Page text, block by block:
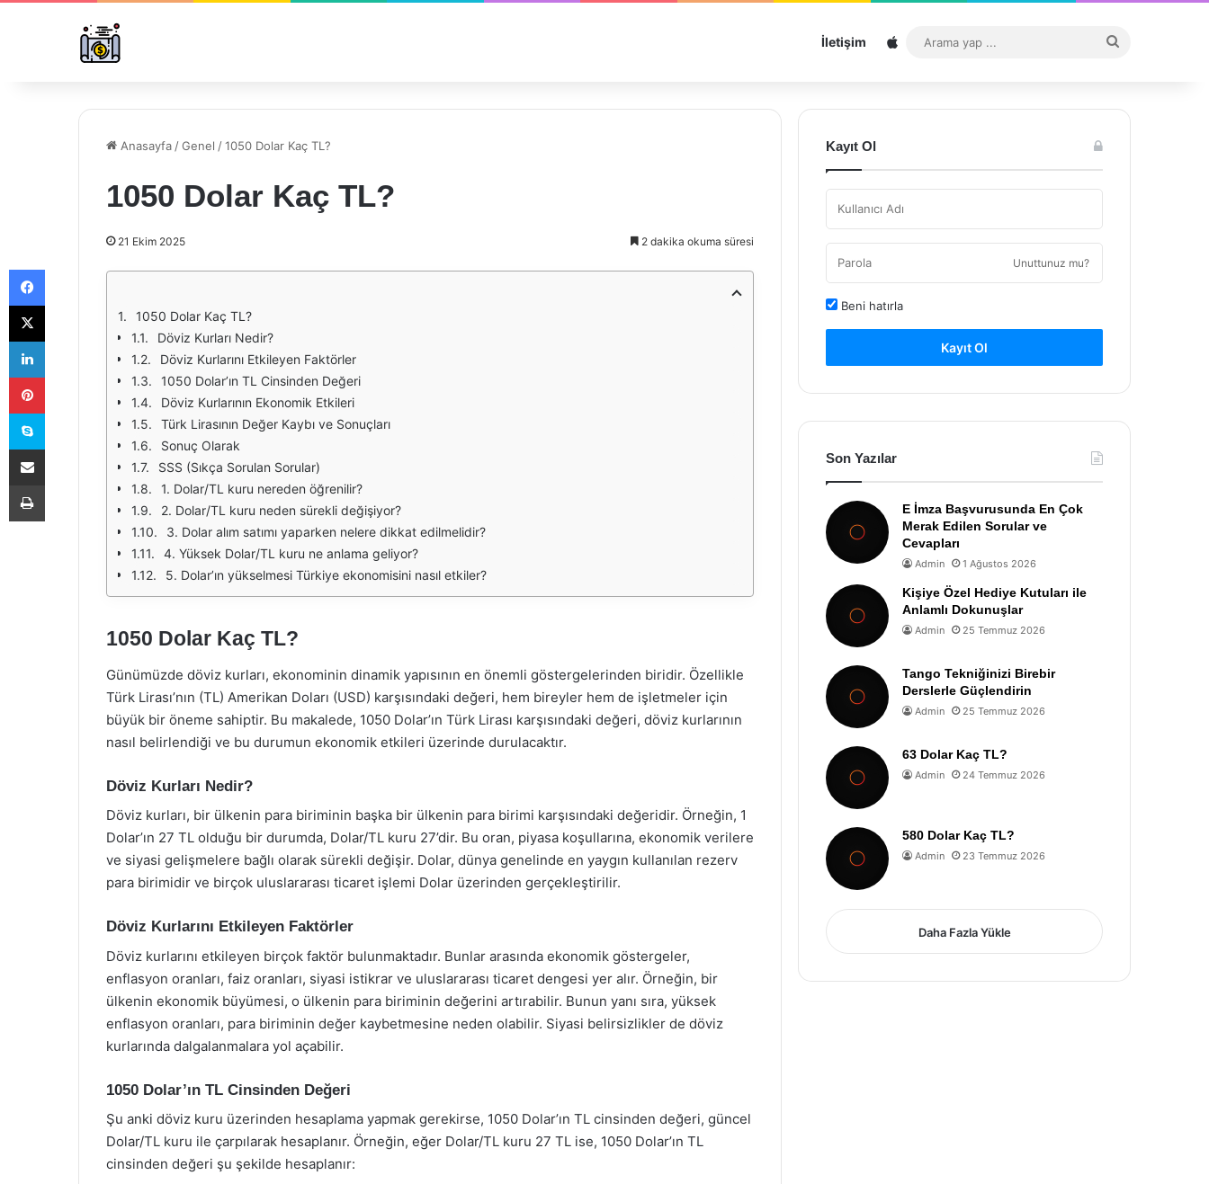
İletişim Sitemap
...
Anasayfa /Genel /1050 Dolar Kaç TL?
1050 Dolar Kaç TL?
21 Ekim 2025 2 dakika okuma süresi
1050 Dolar Kaç TL?
Döviz Kurları Nedir?
Döviz Kurlarını Etkileyen Faktörler
1050 Dolar’ın TL Cinsinden Değeri
Döviz Kurlarının Ekonomik Etkileri
Türk Lirasının Değer Kaybı ve Sonuçları
Sonuç Olarak
SSS (Sıkça Sorulan Sorular)
1. Dolar/TL kuru nereden öğrenilir?
2. Dolar/TL kuru neden sürekli değişiyor?
3. Dolar alım satımı yaparken nelere dikkat edilmelidir?
4. Yüksek Dolar/TL kuru ne anlama geliyor?
5. Dolar’ın yükselmesi Türkiye ekonomisini nasıl etkiler?
1050 Dolar Kaç TL?
Günümüzde döviz kurları, ekonominin dinamik yapısının en önemli göstergelerinden biridir. Özellikle
Türk Lirası’nın (TL) Amerikan Doları (USD) karşısındaki değeri, hem bireyler hem de işletmeler için
büyük bir öneme sahiptir. Bu makalede, 1050 Dolar’ın Türk Lirası karşısındaki değeri, döviz kurlarının
nasıl belirlendiği ve bu durumun ekonomik etkileri üzerinde durulacaktır.
Döviz Kurları Nedir?
Döviz kurları, bir ülkenin para biriminin başka bir ülkenin para birimi karşısındaki değeridir. Örneğin, 1
Dolar’ın 27 TL olduğu bir durumda, Dolar/TL kuru 27’dir. Bu oran, piyasa koşullarına, ekonomik verilere
ve siyasi gelişmelere bağlı olarak sürekli değişir. Dolar, dünya genelinde en yaygın kullanılan rezerv
para birimidir ve birçok uluslararası ticaret işlemi Dolar üzerinden gerçekleştirilir.
Döviz Kurlarını Etkileyen Faktörler
Döviz kurlarını etkileyen birçok faktör bulunmaktadır. Bunlar arasında ekonomik göstergeler,
enflasyon oranları, faiz oranları, siyasi istikrar ve uluslararası ticaret dengesi yer alır. Örneğin, bir
ülkenin ekonomik büyümesi, o ülkenin para biriminin değerini artırabilir. Bunun yanı sıra, yüksek
enflasyon oranları, para biriminin değer kaybetmesine neden olabilir. Siyasi belirsizlikler de döviz
kurlarında dalgalanmalara yol açabilir.
1050 Dolar’ın TL Cinsinden Değeri
Şu anki döviz kuru üzerinden hesaplama yapmak gerekirse, 1050 Dolar’ın TL cinsinden değeri, güncel
Dolar/TL kuru ile çarpılarak hesaplanır. Örneğin, eğer Dolar/TL kuru 27 TL ise, 1050 Dolar’ın TL
cinsinden değeri şu şekilde hesaplanır:
Kayıt Ol
Unuttunuz mu?
Beni hatırla
Kayıt Ol
Son Yazılar
E İmza Başvurusunda En Çok
Merak Edilen Sorular ve
Cevapları
Admin 1 Ağustos 2026
Kişiye Özel Hediye Kutuları ile
Anlamlı Dokunuşlar
Admin 25 Temmuz 2026
Tango Tekniğinizi Birebir
Derslerle Güçlendirin
Admin 25 Temmuz 2026
63 Dolar Kaç TL?
Admin 24 Temmuz 2026
580 Dolar Kaç TL?
Admin 23 Temmuz 2026
Daha Fazla Yükle
Facebook
X
LinkedIn
Pinterest
Skype
E-Posta ile paylaş